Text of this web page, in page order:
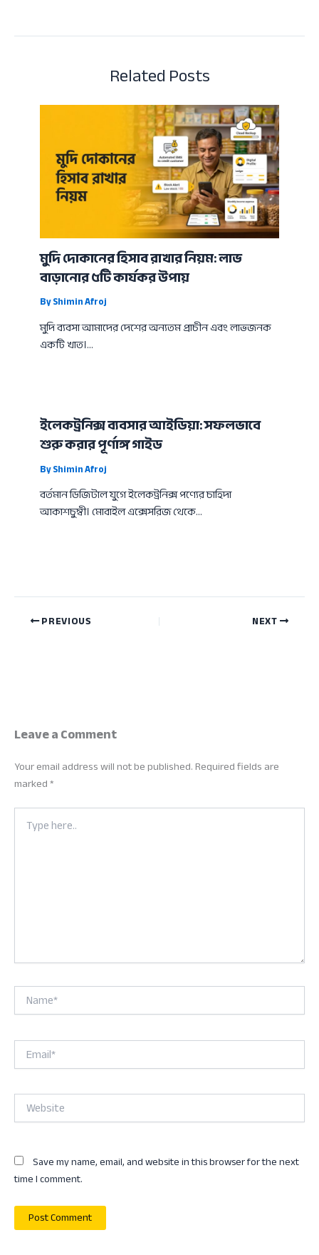
Related Posts
মুদি দোকানের হিসাব রাখার নিয়ম: লাভ
বাড়ানোর ৫টি কার্যকর উপায়
ByShimin Afroj
মুদি ব্যবসা আমাদের দেশের অন্যতম প্রাচীন এবং লাভজনক
একটি খাত।…
ইলেকট্রনিক্স ব্যবসার আইডিয়া: সফলভাবে
শুরু করার পূর্ণাঙ্গ গাইড
ByShimin Afroj
বর্তমান ডিজিটাল যুগে ইলেকট্রনিক্স পণ্যের চাহিদা
আকাশচুম্বী। মোবাইল এক্সেসরিজ থেকে…
PREVIOUS NEXT
Leave a Comment
Your email address will not be published.Required fields are
marked*
Type
here..
Name*
Email*
Website
Save my name, email, and website in this browser for the next
time I comment.